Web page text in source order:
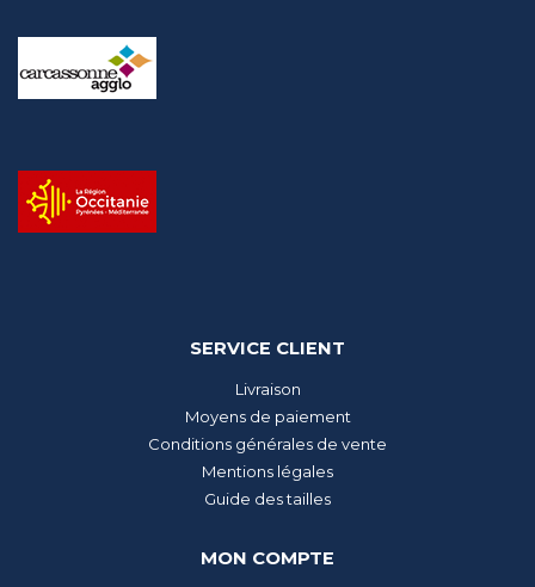
SERVICE CLIENT
Livraison
Moyens de paiement
Conditions générales de vente
Mentions légales
Guide des tailles
MON COMPTE